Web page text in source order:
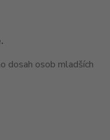
dosah osob mladších